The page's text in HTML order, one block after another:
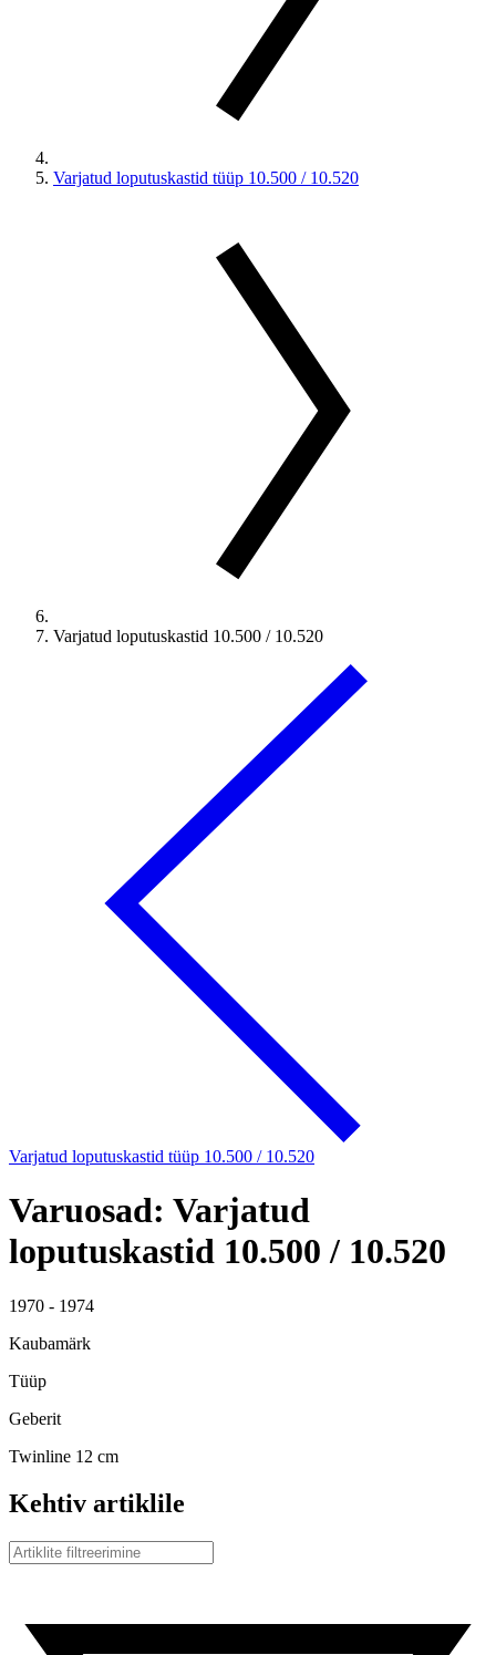
Varjatud loputuskastid tüüp 10.500 / 10.520
Varjatud loputuskastid 10.500 / 10.520
Varjatud loputuskastid tüüp 10.500 / 10.520
Varuosad: Varjatud
loputuskastid 10.500 / 10.520
1970 - 1974
Kaubamärk
Tüüp
Geberit
Twinline 12 cm
Kehtiv artiklile